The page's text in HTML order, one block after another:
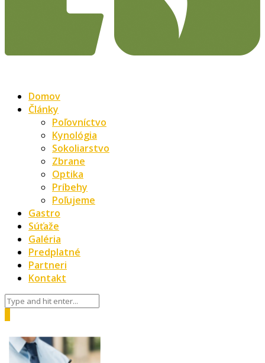
Domov
Články
Poľovníctvo
Kynológia
Sokoliarstvo
Zbrane
Optika
Príbehy
Poľujeme
Gastro
Súťaže
Galéria
Predplatné
Partneri
Kontakt